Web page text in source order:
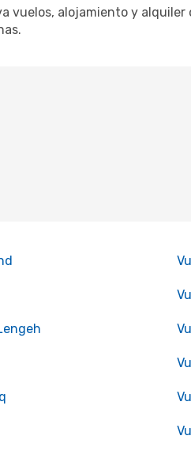
vuelos, alojamiento y